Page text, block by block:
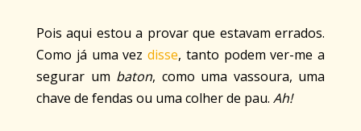
Pois aqui estou a provar que estavam errados.
Como já uma vez disse, tanto podem ver-me a
segurar um baton, como uma vassoura, uma
chave de fendas ou uma colher de pau. Ah!